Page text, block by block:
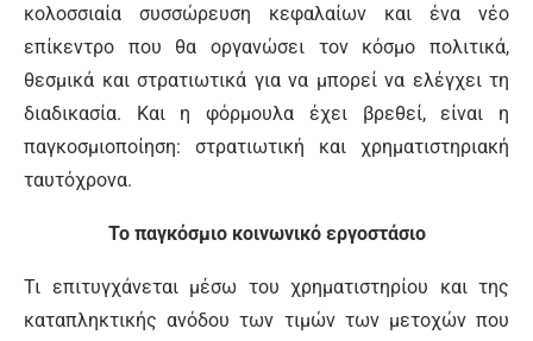
κολοσσιαία συσσώρευση κεφαλαίων και ένα νέο
επίκεντρο που θα οργανώσει τον κόσμο πολιτικά,
θεσμικά και στρατιωτικά για να μπορεί να ελέγχει τη
διαδικασία. Και η φόρμουλα έχει βρεθεί, είναι η
παγκοσμιοποίηση: στρατιωτική και χρηματιστηριακή
ταυτόχρονα.
Το παγκόσμιο κοινωνικό εργοστάσιο
Τι επιτυγχάνεται μέσω του χρηματιστηρίου και της
καταπληκτικής ανόδου των τιμών των μετοχών που